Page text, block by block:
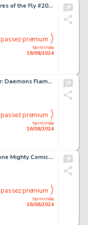
John Rosenberger Adventures of the Fly #20 Complete 12-Page Story Original Art (Archie, 1962). (Total: 12 Original Art)
terminée
16/08/2024
passez premium
John Blanche "Warhammer: Daemons Flamer" Illustration Original Art (Games Workshop, 2007).
terminée
16/08/2024
passez premium
Paul Reinman and Chic Stone Mighty Comics #47 Complete 12-Page Story Original Art (Archie, 1967). (Total: 12 Items)
terminée
16/08/2024
passez premium